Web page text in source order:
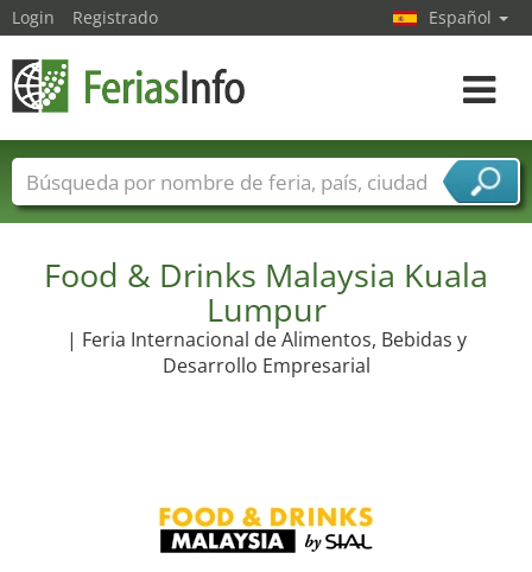
Food & Drinks Malaysia Kuala
Lumpur
| Feria Internacional de Alimentos, Bebidas y
Desarrollo Empresarial
Login Registrado Español
toggle
Nombres de ferias Países
Ciudades
Sectores de proveedor de servicios